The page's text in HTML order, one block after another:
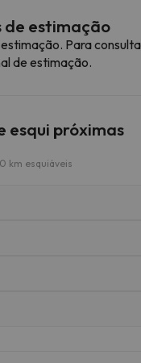
de estimação
Para
de estimação.
esqui próximas
km esquiáveis